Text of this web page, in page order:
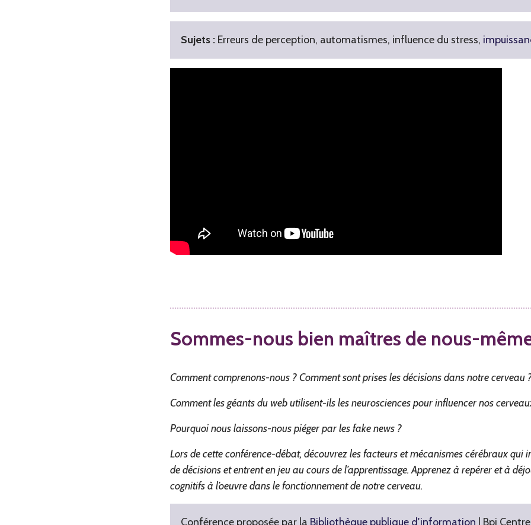
Sujets : Erreurs de perception, automatismes, influence du stress,
Sommes-nous bien maîtres de nous-
Comment comprenons-nous ? Comment sont prises les décisions dans notre cerveau
Comment les géants du web utilisent-ils les neurosciences pour influencer nos
Pourquoi nous laissons-nous piéger par les fake news ?
Lors de cette conférence-débat, découvrez les facteurs et mécanismes cérébraux qui
de décisions et entrent en jeu au cours de l’apprentissage. Apprenez à repérer et à
cognitifs à l’oeuvre dans le fonctionnement de notre cerveau.
Conférence proposée par la Bibliothèque publique d'information | Bpi